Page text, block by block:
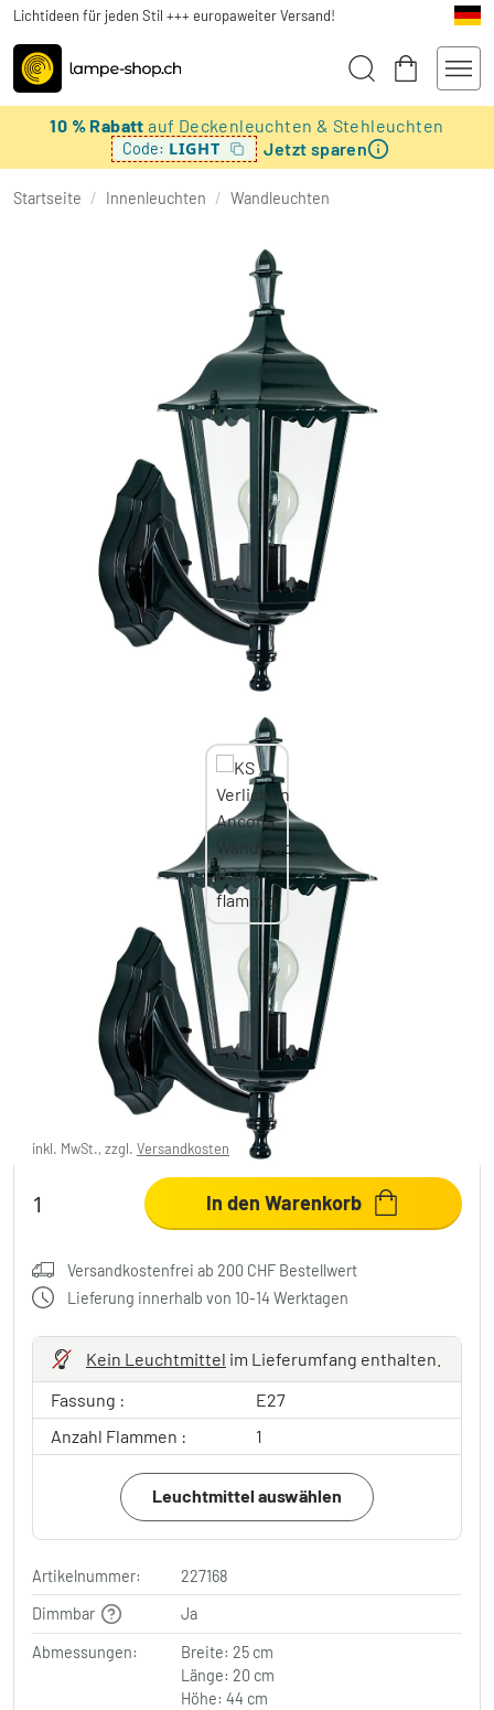
Lichtideen für jeden Stil +++ europaweiter Versand!
10 % Rabattauf Deckenleuchten & Stehleuchten
Code: LIGHT Jetzt sparen
Startseite / Innenleuchten / Wandleuchten
KS Verlichting Ancona Wandleuchte Grün, 1-
flammig
CHF 80.95
inkl. MwSt., zzgl. Versandkosten
In den Warenkorb
Versandkostenfrei ab 200 CHF Bestellwert
Lieferung innerhalb von 10-14 Werktagen
Kein Leuchtmittel im Lieferumfang enthalten.
Fassung :
E27
Anzahl Flammen :
1
Leuchtmittel auswählen
Artikelnummer:
227168
Dimmbar
Ja
Abmessungen:
Breite: 25 cm
Länge: 20 cm
Höhe: 44 cm